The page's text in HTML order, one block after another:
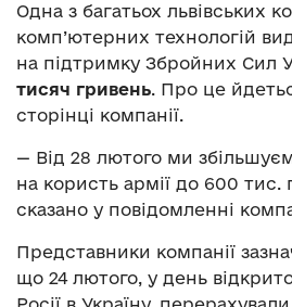
Одна з багатьох львівських
комп’ютерних технологій
на підтримку Збройних Сил
тисяч гривень. Про це
сторінці компанії.
— Від 28 лютого ми
на користь армії до 600
сказано у повідомленні
Представники компанії
що 24 лютого, у день